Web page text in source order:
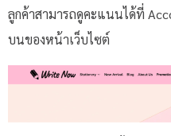
ลูกค้าสามารถดูคะแนนได้ที่
บนของหน้าเว็บไซต์